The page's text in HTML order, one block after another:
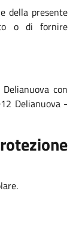
della presente
o di fornire
con
Delianuova -